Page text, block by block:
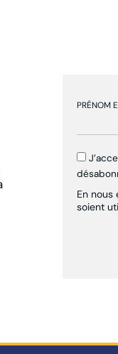
PRÉNOM
En
soient